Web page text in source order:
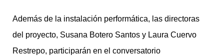
Además de la instalación performática, las directoras
del proyecto, Susana Botero Santos y Laura Cuervo
Restrepo, participarán en el conversatorio